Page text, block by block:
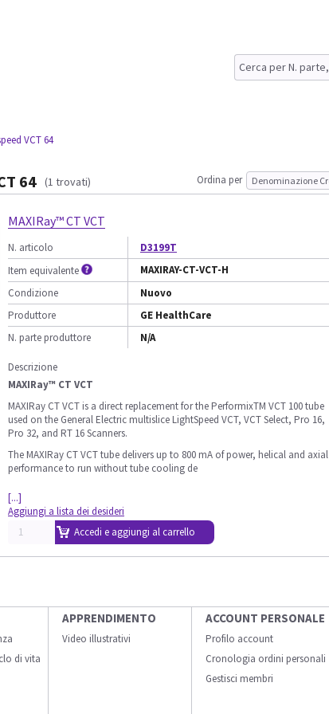
VCT 64
64 (1 trovati) Ordina per
MAXIRay™ CT VCT
N. articolo
D3199T
Item equivalente
MAXIRAY-CT-VCT-H
Condizione
Nuovo
Produttore
GE HealthCare
N. parte produttore
N/A
Descrizione
MAXIRay™ CT VCT
MAXIRay CT VCT is a direct replacement for the PerformixTM VCT 100 tube
used on the General Electric multislice LightSpeed VCT, VCT Select, Pro 16,
Pro 32, and RT 16 Scanners.
The MAXIRay CT VCT tube delivers up to 800 mA of power, helical and axial
performance to run without tube cooling de
[...]
Aggiungi a lista dei desideri
Accedi e aggiungi al carrello
di vita
APPRENDIMENTO
Video illustrativi
ACCOUNT PERSONALE
Profilo account
Cronologia ordini personali
Gestisci membri